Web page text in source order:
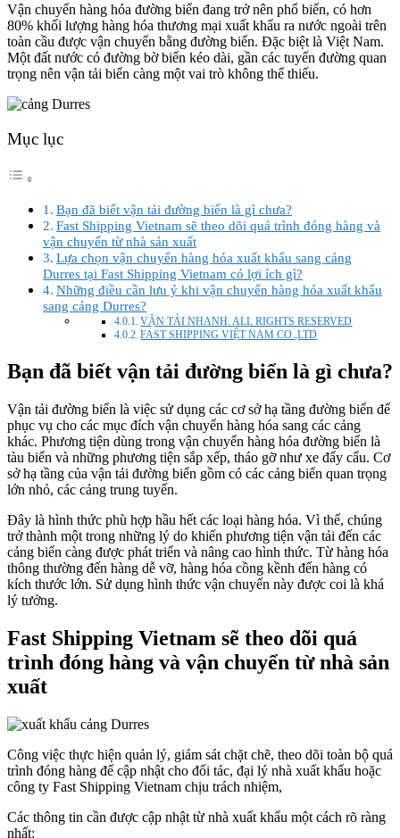
Vận chuyển hàng hóa đường biển đang trở nên phổ biến, có hơn
80% khối lượng hàng hóa thương mại xuất khẩu ra nước ngoài trên
toàn cầu được vận chuyển bằng đường biển. Đặc biệt là Việt Nam.
Một đất nước có đường bờ biển kéo dài, gần các tuyến đường quan
trọng nên vận tải biển càng một vai trò không thể thiếu.
Mục lục
Bạn đã biết vận tải đường biển là gì chưa?
Fast Shipping Vietnam sẽ theo dõi quá trình đóng hàng và
vận chuyển từ nhà sản xuất
Lựa chọn vận chuyển hàng hóa xuất khẩu sang cảng
Durres tại Fast Shipping Vietnam có lợi ích gì?
Những điều cần lưu ý khi vận chuyển hàng hóa xuất khẩu
sang cảng Durres?
VẬN TẢI NHANH. ALL RIGHTS RESERVED
FAST SHIPPING VIỆT NAM CO.,LTD
Bạn đã biết vận tải đường biển là gì chưa?
Vận tải đường biển là việc sử dụng các cơ sở hạ tầng đường biển để
phục vụ cho các mục đích vận chuyển hàng hóa sang các cảng
khác. Phương tiện dùng trong vận chuyển hàng hóa đường biển là
tàu biển và những phương tiện sắp xếp, tháo gỡ như xe đẩy cẩu. Cơ
sở hạ tầng của vận tải đường biển gồm có các cảng biển quan trọng
lớn nhỏ, các cảng trung tuyến.
Đây là hình thức phù hợp hầu hết các loại hàng hóa. Vì thế, chúng
trở thành một trong những lý do khiến phương tiện vận tải đến các
cảng biển càng được phát triển và nâng cao hình thức. Từ hàng hóa
thông thường đến hàng dễ vỡ, hàng hóa cồng kềnh đến hàng có
kích thước lớn. Sử dụng hình thức vận chuyển này được coi là khá
lý tưởng.
Fast Shipping Vietnam sẽ theo dõi quá
trình đóng hàng và vận chuyển từ nhà sản
xuất
Công việc thực hiện quản lý, giám sát chặt chẽ, theo dõi toàn bộ quá
trình đóng hàng để cập nhật cho đối tác, đại lý nhà xuất khẩu hoặc
công ty Fast Shipping Vietnam chịu trách nhiệm,
Các thông tin cần được cập nhật từ nhà xuất khẩu một cách rõ ràng
nhất: